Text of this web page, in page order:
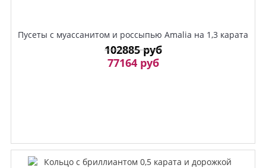
Пусеты с муассанитом и россыпью Amalia на 1,3 карата
102885 руб
77164 руб